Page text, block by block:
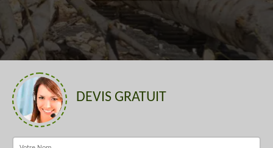
DEVIS GRATUIT